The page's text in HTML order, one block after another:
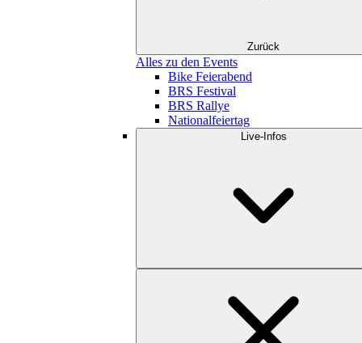
Zurück
Alles zu den Events
Bike Feierabend
BRS Festival
BRS Rallye
Nationalfeiertag
Live-Infos